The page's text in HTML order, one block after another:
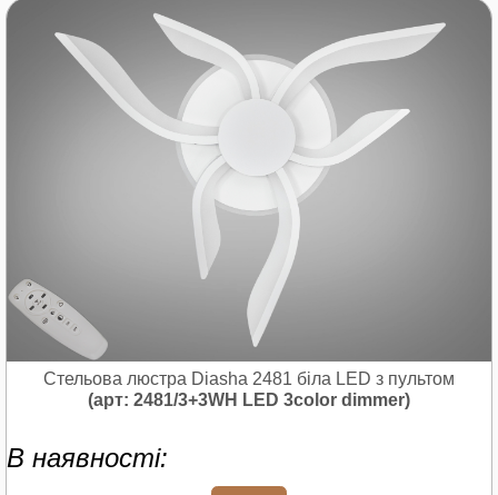
Стельова люстра Diasha 2481 біла LED з пультом
(арт: 2481/3+3WH LED 3color dimmer)
В наявності: